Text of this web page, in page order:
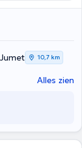
de
tevoren in
Bedankt voor
door
10,7 km
Alles zien